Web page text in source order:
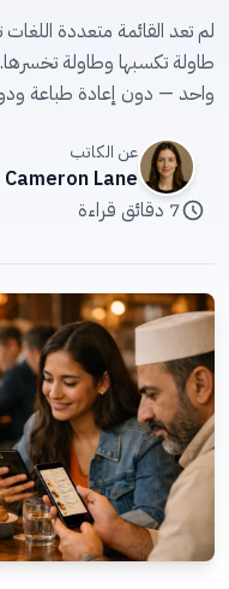
تسجيل
الدخول
التسجيل
🇸🇦العربية
لم تعد القائمة متعددة اللغات
واحد — دون إعادة طباعة
عن الكاتب
Cameron Lane
7 دقائق قراءة